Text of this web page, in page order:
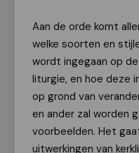
Aan de orde komt
welke soorten en
wordt ingegaan op
liturgie, en hoe deze
op grond van
en ander zal worden
voorbeelden. Het
uitwerkingen van